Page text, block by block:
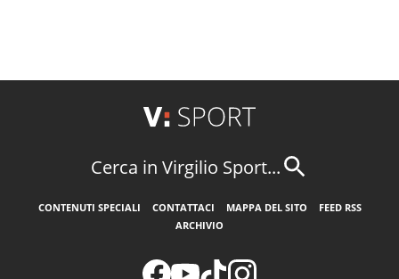
Cerca in Virgilio Sport...
CONTENUTI SPECIALI CONTATTACI MAPPA DEL SITO
FEED RSS
ARCHIVIO